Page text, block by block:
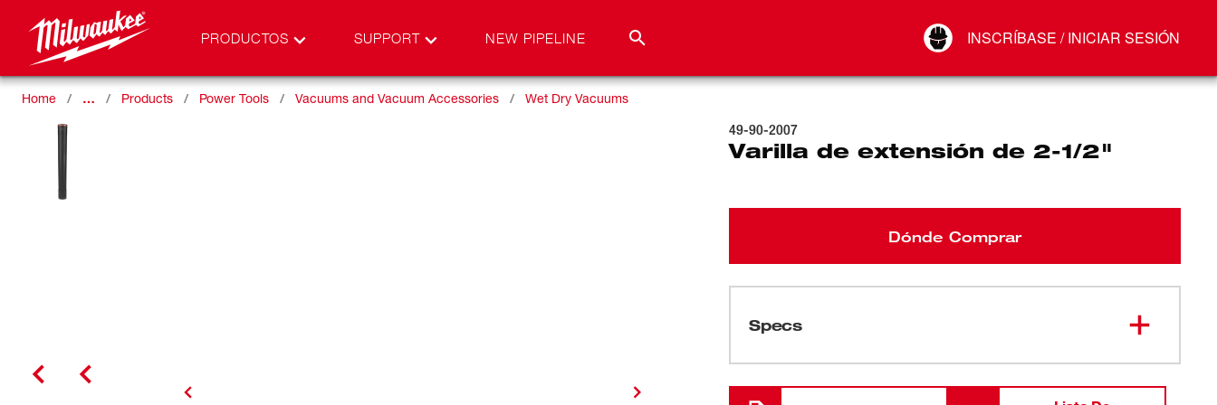
PRODUCTOS SUPPORT NEW PIPELINE INSCRÍBASE / INICIAR SESIÓN
Conectar
Home … Products Power Tools Vacuums and Vacuum Accessories Wet Dry Vacuums
49-90-2007
Varilla de extensión de 2-1/2"
Dónde Comprar
Specs
Cargando